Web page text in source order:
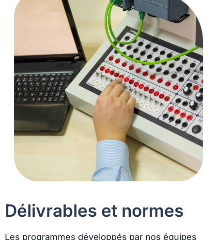
Délivrables et normes
Les programmes développés par nos équipes